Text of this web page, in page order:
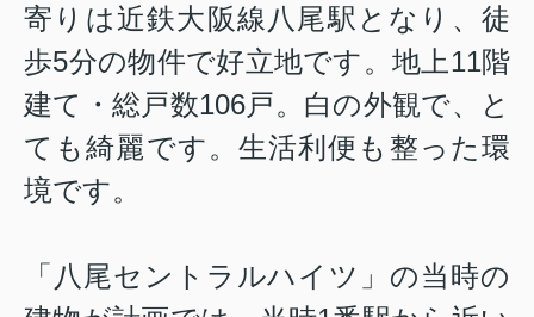
寄りは近鉄大阪線八尾駅となり、徒
歩5分の物件で好立地です。地上11階
建て・総戸数106戸。白の外観で、と
ても綺麗です。生活利便も整った環
境です。
「八尾セントラルハイツ」の当時の